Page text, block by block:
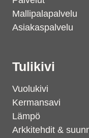
Mallipalapalvelu
Asiakaspalvelu
Tulikivi
Vuolukivi
Kermansavi
Lämpö
Arkkitehdit &